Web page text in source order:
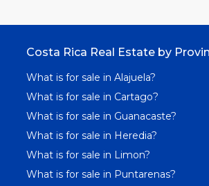
Costa Rica Real Estate by
What is for sale in Alajuela?
What is for sale in Cartago?
What is for sale in Guanacaste?
What is for sale in Heredia?
What is for sale in Limon?
What is for sale in Puntarenas?